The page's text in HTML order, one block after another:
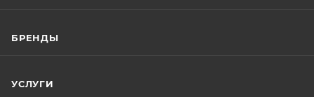
БРЕНДЫ
УСЛУГИ